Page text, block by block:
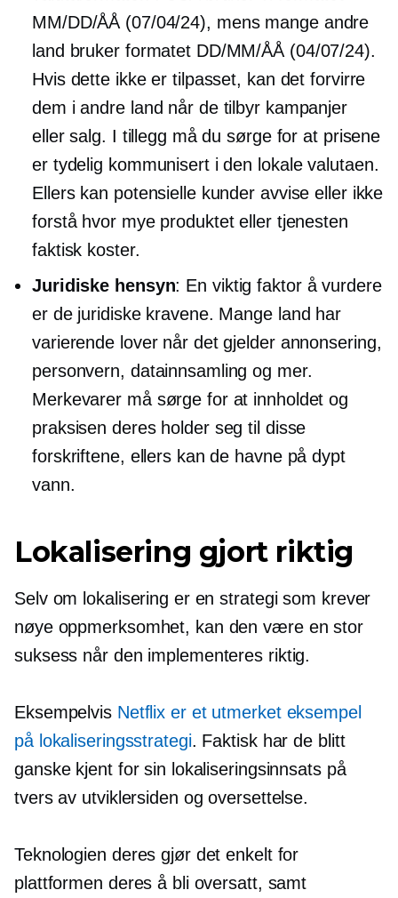
MM/DD/ÅÅ (07/04/24), mens mange andre
land bruker formatet DD/MM/ÅÅ (04/07/24).
Hvis dette ikke er tilpasset, kan det forvirre
dem i andre land når de tilbyr kampanjer
eller salg. I tillegg må du sørge for at prisene
er tydelig kommunisert i den lokale valutaen.
Ellers kan potensielle kunder avvise eller ikke
forstå hvor mye produktet eller tjenesten
faktisk koster.
Juridiske hensyn: En viktig faktor å vurdere
er de juridiske kravene. Mange land har
varierende lover når det gjelder annonsering,
personvern, datainnsamling og mer.
Merkevarer må sørge for at innholdet og
praksisen deres holder seg til disse
forskriftene, ellers kan de havne på dypt
vann.
Lokalisering gjort riktig
Selv om lokalisering er en strategi som krever
nøye oppmerksomhet, kan den være en stor
suksess når den implementeres riktig.
Eksempelvis Netflix er et utmerket eksempel
på lokaliseringsstrategi. Faktisk har de blitt
ganske kjent for sin lokaliseringsinnsats på
tvers av utviklersiden og oversettelse.
Teknologien deres gjør det enkelt for
plattformen deres å bli oversatt, samt